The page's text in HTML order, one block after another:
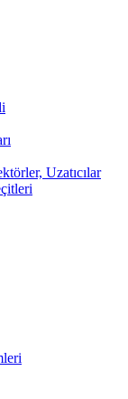
Uzatıcılar